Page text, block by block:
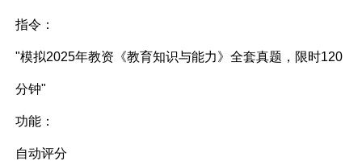
指令：
"模拟2025年教资《教育知识与能力》全套真题，限时120
分钟"
功能：
自动评分